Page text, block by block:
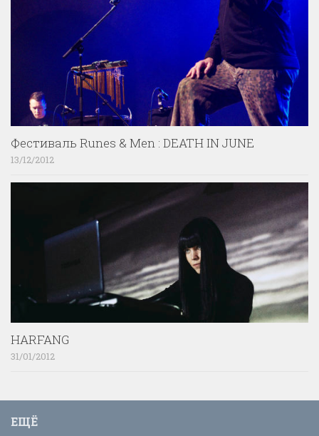
Фестиваль Runes & Men : DEATH IN JUNE
13/12/2012
HARFANG
31/01/2012
ЕЩЁ